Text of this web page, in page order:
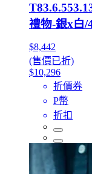
禮物-銀x白/
$8,442
(售價已折)
$10,296
折價券
P幣
折扣